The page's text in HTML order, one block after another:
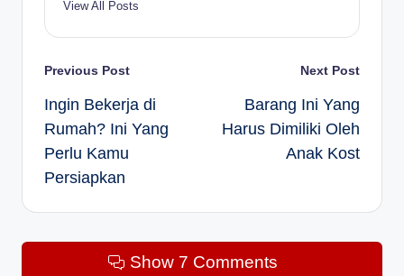
View All Posts
Post
navigation
Previous Post
Ingin Bekerja di
Rumah? Ini Yang
Perlu Kamu
Persiapkan
Next Post
Barang Ini Yang
Harus Dimiliki Oleh
Anak Kost
Show 7 Comments